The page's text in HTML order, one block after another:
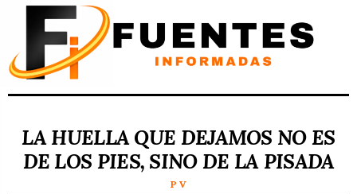
LA HUELLA QUE DEJAMOS NO ES
DE LOS PIES, SINO DE LA PISADA
P V